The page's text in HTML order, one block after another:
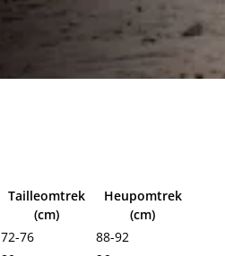
Tailleomtrek
(cm)
Heupomtrek
(cm)
72-76
88-92